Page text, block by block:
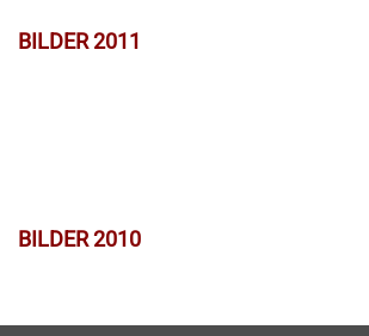
BILDER 2011
BILDER 2010